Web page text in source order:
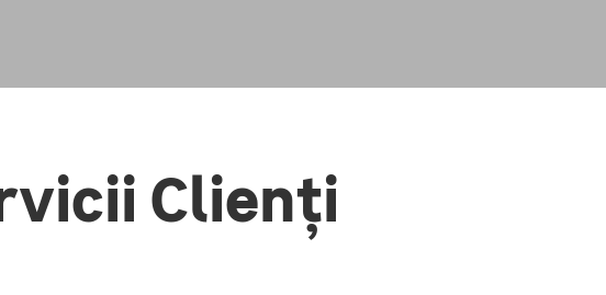
Clienți